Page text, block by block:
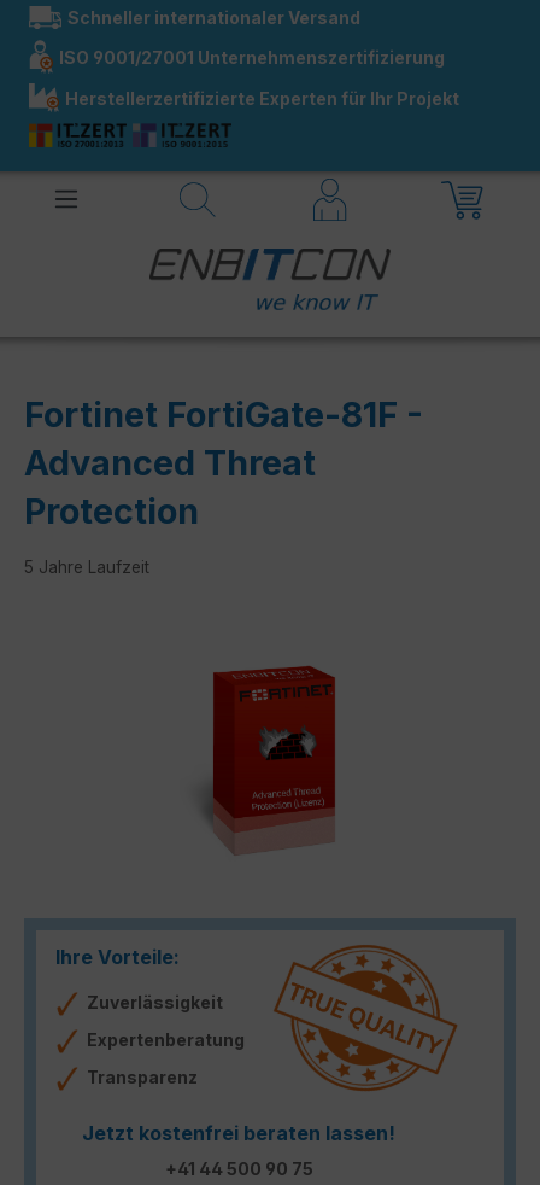
springen
Schneller internationaler Versand
ISO 9001/27001 Unternehmenszertifizierung
Herstellerzertifizierte Experten für Ihr Projekt
Fortinet FortiGate-81F -
Advanced Threat
Protection
5 Jahre Laufzeit
Ihre Vorteile:
Zuverlässigkeit
Expertenberatung
Transparenz
Jetzt kostenfrei beraten lassen!
+41 44 500 90 75